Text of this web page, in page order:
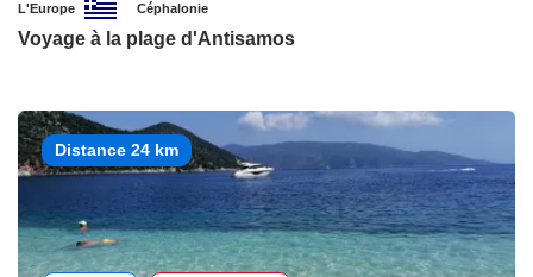
L'Europe Céphalonie
Voyage à la plage d'Antisamos
Distance 24 km